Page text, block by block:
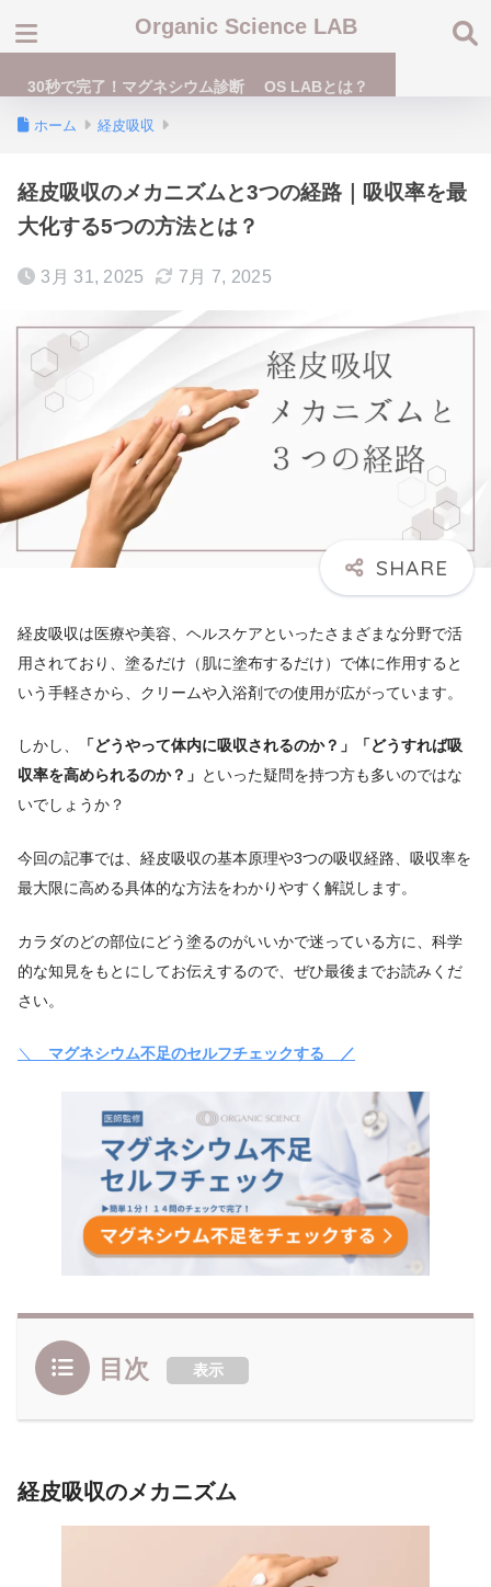
Organic Science LAB
30秒で完了！マグネシウム診断 OS LABとは？
ホーム 経皮吸収
経皮吸収のメカニズムと3つの経路｜吸収率を最
大化する5つの方法とは？
3月 31, 2025 7月 7, 2025
経皮吸収は医療や美容、ヘルスケアといったさまざまな分野で活
用されており、塗るだけ（肌に塗布するだけ）で体に作用すると
いう手軽さから、クリームや入浴剤での使用が広がっています。
しかし、
「どうやって体内に吸収されるのか？」「どうすれば吸
収率を高められるのか？」 といった疑問を持つ方も多いのではな
いでしょうか？
今回の記事では、経皮吸収の基本原理や3つの吸収経路、吸収率を
最大限に高める具体的な方法をわかりやすく解説します。
カラダのどの部位にどう塗るのがいいかで迷っている方に、科学
的な知見をもとにしてお伝えするので、ぜひ最後までお読みくだ
さい。
＼ マグネシウム不足のセルフチェックする ／
目次 表示
経皮吸収のメカニズム